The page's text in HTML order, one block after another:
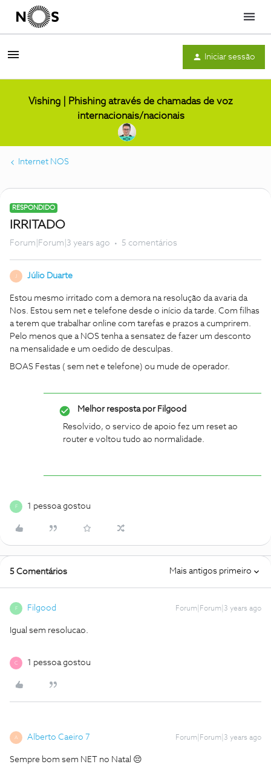
Menu
Iniciar sessão
Vishing | Phishing através de chamadas de voz
internacionais/nacionais
Internet NOS
RESPONDIDO
IRRITADO
Forum|Forum|3 years ago 5 comentários
Júlio Duarte
Estou mesmo irritado com a demora na resolução da avaria da
Nos. Estou sem net e telefone desde o início da tarde. Com filhas
a terem que trabalhar online com tarefas e prazos a cumprirem.
Pelo menos que a NOS tenha a sensatez de fazer um desconto
na mensalidade e um oedido de desculpas.
BOAS Festas ( sem net e telefone) ou mude de operador.
Melhor resposta porFilgood
Resolvido, o servico de apoio fez um reset ao
router e voltou tudo ao normalidade.
F 1 pessoa gostou
5 Comentários Mais antigos primeiro
F Filgood Forum|Forum|3 years ago
Igual sem resolucao.
C 1 pessoa gostou
A Alberto Caeiro 7 Forum|Forum|3 years ago
Sempre bom sem NET no Natal 😔